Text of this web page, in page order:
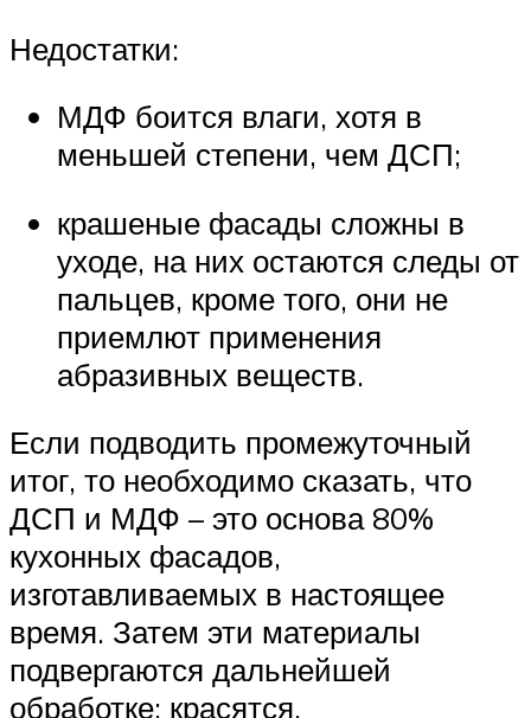
Недостатки:
МДФ боится влаги, хотя в
меньшей степени, чем ДСП;
крашеные фасады сложны в
уходе, на них остаются следы от
пальцев, кроме того, они не
приемлют применения
абразивных веществ.
Если подводить промежуточный
итог, то необходимо сказать, что
ДСП и МДФ – это основа 80%
кухонных фасадов,
изготавливаемых в настоящее
время. Затем эти материалы
подвергаются дальнейшей
обработке: красятся,